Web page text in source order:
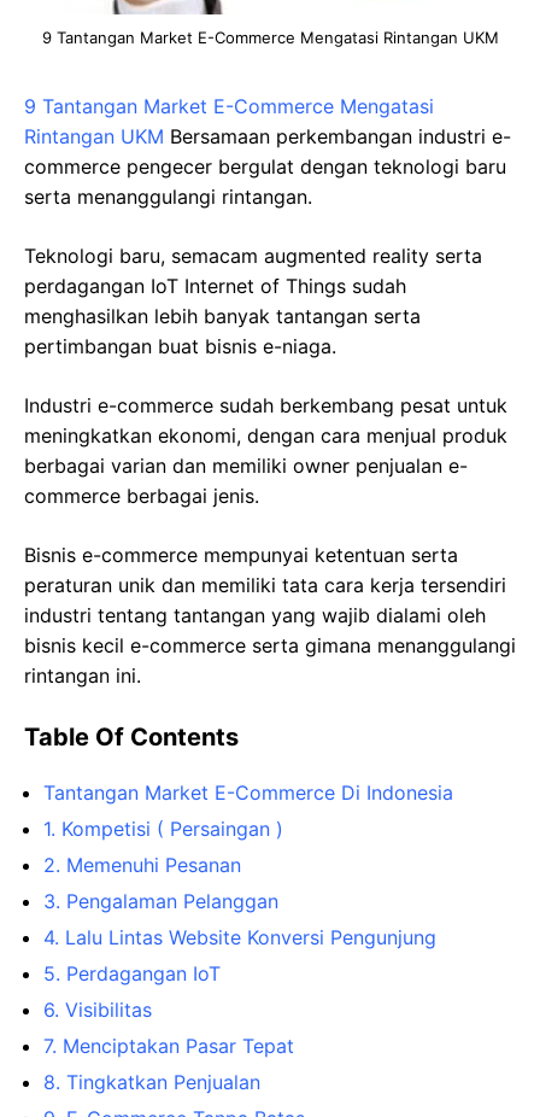
9 Tantangan Market E-Commerce Mengatasi Rintangan UKM
9 Tantangan Market E-Commerce Mengatasi
Rintangan UKM Bersamaan perkembangan industri e-
commerce pengecer bergulat dengan teknologi baru
serta menanggulangi rintangan.
Teknologi baru, semacam augmented reality serta
perdagangan IoT Internet of Things sudah
menghasilkan lebih banyak tantangan serta
pertimbangan buat bisnis e-niaga.
Industri e-commerce sudah berkembang pesat untuk
meningkatkan ekonomi, dengan cara menjual produk
berbagai varian dan memiliki owner penjualan e-
commerce berbagai jenis.
Bisnis e-commerce mempunyai ketentuan serta
peraturan unik dan memiliki tata cara kerja tersendiri
industri tentang tantangan yang wajib dialami oleh
bisnis kecil e-commerce serta gimana menanggulangi
rintangan ini.
Table Of Contents
Tantangan Market E-Commerce Di Indonesia
1. Kompetisi ( Persaingan )
2. Memenuhi Pesanan
3. Pengalaman Pelanggan
4. Lalu Lintas Website Konversi Pengunjung
5. Perdagangan IoT
6. Visibilitas
7. Menciptakan Pasar Tepat
8. Tingkatkan Penjualan